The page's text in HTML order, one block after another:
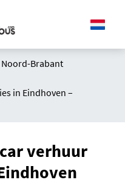
Noord-Brabant
in Eindhoven –
verhuur